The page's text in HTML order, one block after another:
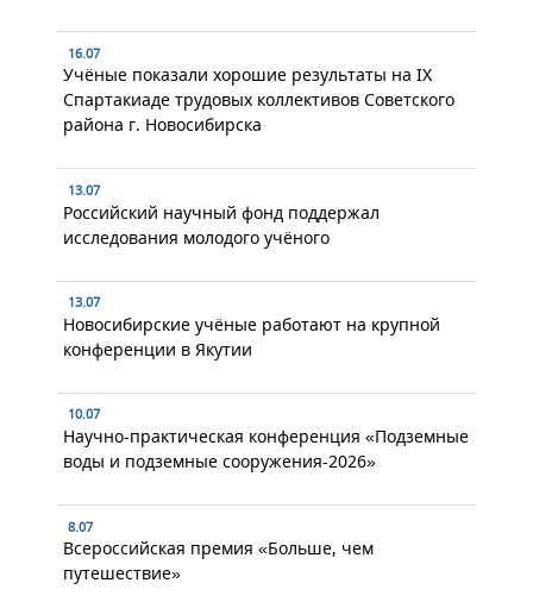
16.07
Учёные показали хорошие результаты на IX
Спартакиаде трудовых коллективов Советского
района г. Новосибирска
13.07
Российский научный фонд поддержал
исследования молодого учёного
13.07
Новосибирские учёные работают на крупной
конференции в Якутии
10.07
Научно-практическая конференция «Подземные
воды и подземные сооружения-2026»
8.07
Всероссийская премия «Больше, чем
путешествие»